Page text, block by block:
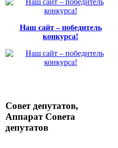
Наш сайт – победитель
конкурса!
Совет депутатов,
Аппарат Совета
депутатов